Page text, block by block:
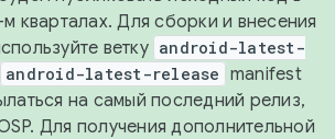
кварталах. Для сборки и внесения
ветку android-latest-
android-latest-release manifest
на самый последний релиз,
Для получения дополнительной